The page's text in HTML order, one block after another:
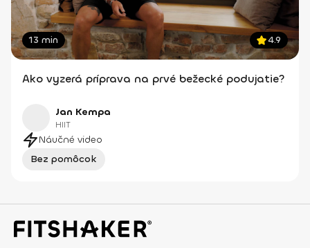
13 min 4.9
Ako vyzerá príprava na prvé bežecké podujatie?
Jan Kempa
HIIT
Náučné video
Bez pomôcok